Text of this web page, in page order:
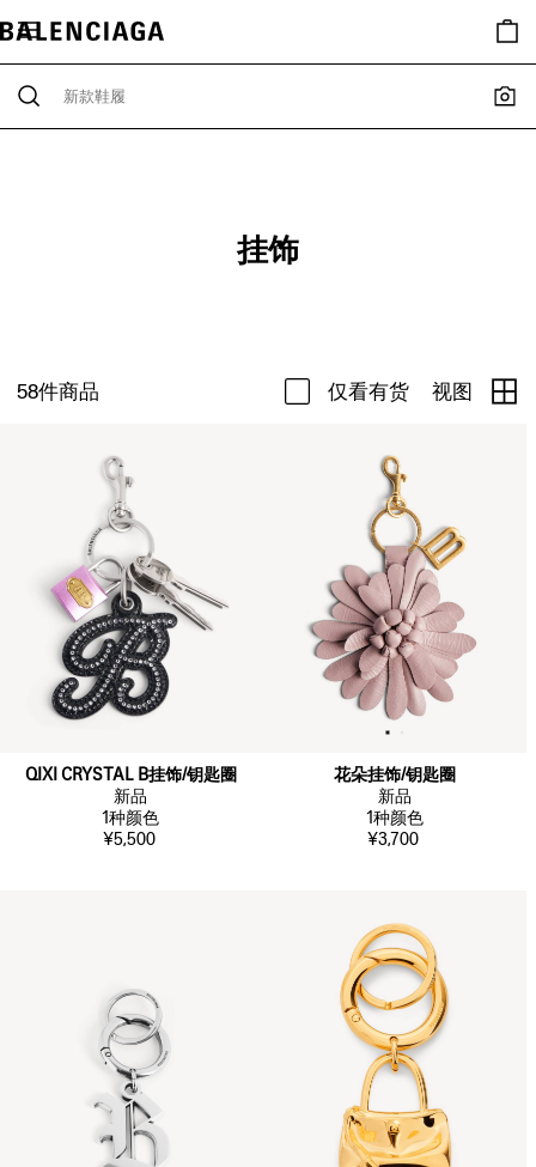
挂饰
58件商品 仅看有货 视图
QIXI CRYSTAL B挂饰/钥匙圈
新品
1种颜色
¥5,500
花朵挂饰/钥匙圈
新品
1种颜色
¥3,700